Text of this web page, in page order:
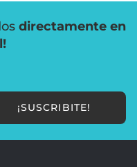
directamente en
¡SUSCRIBITE!